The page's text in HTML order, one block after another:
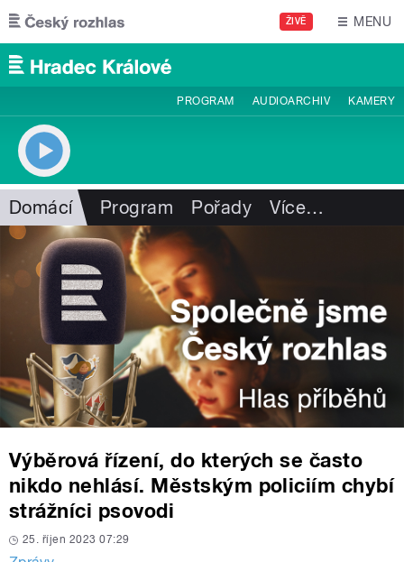
Přejít k hlavnímu obsahu
ŽIVĚ MENU
PROGRAM AUDIOARCHIV KAMERY
Domácí Program Pořady Více…
Výběrová řízení, do kterých se často
nikdo nehlásí. Městským policiím chybí
strážníci psovodi
25. říjen 2023 07:29